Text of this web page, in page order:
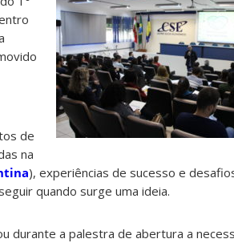
de
na
), experiências de sucesso e
quando surge uma ideia.
durante a palestra de abertura a